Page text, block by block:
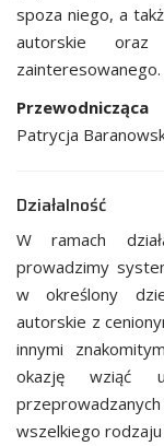
spoza niego, a
autorskie
zainteresowanego.
Przewodnicząca
Patrycja
Działalność
W ramach
prowadzimy
w określony
autorskie z
innymi
okazję wziąć
wszelkiego